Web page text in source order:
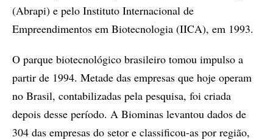
(Abrapi) e pelo Instituto Internacional de
Empreendimentos em Biotecnologia (IICA), em 1993.
O parque biotecnológico brasileiro tomou impulso a
partir de 1994. Metade das empresas que hoje operam
no Brasil, contabilizadas pela pesquisa, foi criada
depois desse período. A Biominas levantou dados de
304 das empresas do setor e classificou-as por região,